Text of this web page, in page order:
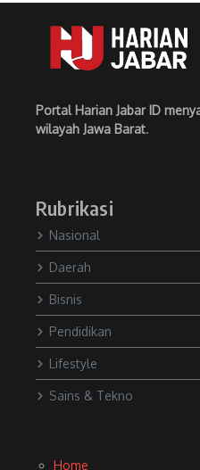
Portal Harian Jabar ID
wilayah Jawa Barat.
Rubrikasi
Nasional
Daerah
Bisnis
Pendidikan
Lifestyle
Sains & Tekno
Home